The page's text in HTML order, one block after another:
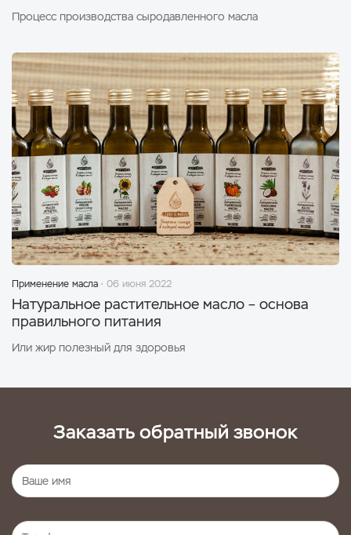
Процесс производства сыродавленного масла
Применение масла 06 июня 2022
Натуральное растительное масло – основа
правильного питания
Или жир полезный для здоровья
Заказать обратный звонок